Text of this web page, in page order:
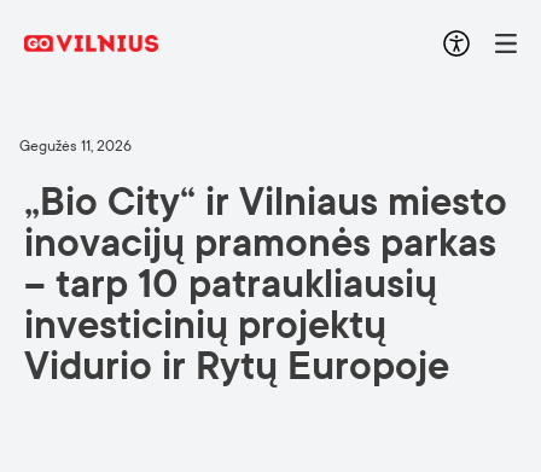
Gegužės 11, 2026
„Bio City“ ir Vilniaus miesto
inovacijų pramonės parkas
– tarp 10 patraukliausių
investicinių projektų
Vidurio ir Rytų Europoje